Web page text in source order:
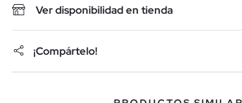
Ver disponibilidad en tienda
¡Compártelo!